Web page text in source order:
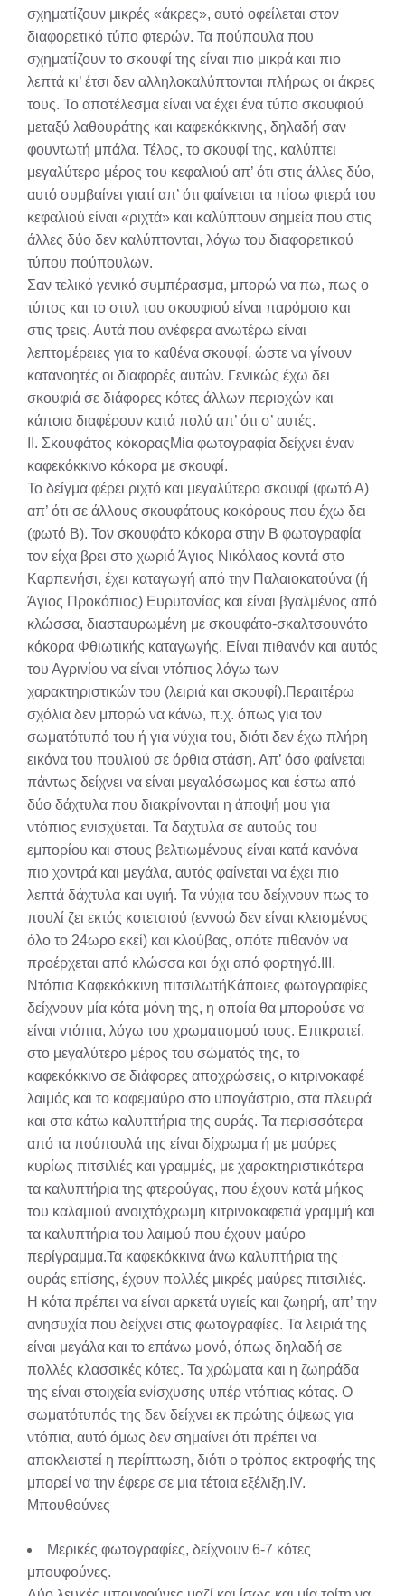
σχηματίζουν μικρές «άκρες», αυτό οφείλεται στον
διαφορετικό τύπο φτερών. Τα πούπουλα που
σχηματίζουν το σκουφί της είναι πιο μικρά και πιο
λεπτά κι’ έτσι δεν αλληλοκαλύπτονται πλήρως οι άκρες
τους. Το αποτέλεσμα είναι να έχει ένα τύπο σκουφιού
μεταξύ λαθουράτης και καφεκόκκινης, δηλαδή σαν
φουντωτή μπάλα. Τέλος, το σκουφί της, καλύπτει
μεγαλύτερο μέρος του κεφαλιού απ’ ότι στις άλλες δύο,
αυτό συμβαίνει γιατί απ’ ότι φαίνεται τα πίσω φτερά του
κεφαλιού είναι «ριχτά» και καλύπτουν σημεία που στις
άλλες δύο δεν καλύπτονται, λόγω του διαφορετικού
τύπου πούπουλων.
Σαν τελικό γενικό συμπέρασμα, μπορώ να πω, πως ο
τύπος και το στυλ του σκουφιού είναι παρόμοιο και
στις τρεις. Αυτά που ανέφερα ανωτέρω είναι
λεπτομέρειες για το καθένα σκουφί, ώστε να γίνουν
κατανοητές οι διαφορές αυτών. Γενικώς έχω δει
σκουφιά σε διάφορες κότες άλλων περιοχών και
κάποια διαφέρουν κατά πολύ απ’ ότι σ’ αυτές.
ΙΙ. Σκουφάτος κόκοραςΜία φωτογραφία δείχνει έναν
καφεκόκκινο κόκορα με σκουφί.
Το δείγμα φέρει ριχτό και μεγαλύτερο σκουφί (φωτό Α)
απ’ ότι σε άλλους σκουφάτους κοκόρους που έχω δει
(φωτό Β). Τον σκουφάτο κόκορα στην Β φωτογραφία
τον είχα βρει στο χωριό Άγιος Νικόλαος κοντά στο
Καρπενήσι, έχει καταγωγή από την Παλαιοκατούνα (ή
Άγιος Προκόπιος) Ευρυτανίας και είναι βγαλμένος από
κλώσσα, διασταυρωμένη με σκουφάτο-σκαλτσουνάτο
κόκορα Φθιωτικής καταγωγής. Είναι πιθανόν και αυτός
του Αγρινίου να είναι ντόπιος λόγω των
χαρακτηριστικών του (λειριά και σκουφί).Περαιτέρω
σχόλια δεν μπορώ να κάνω, π.χ. όπως για τον
σωματότυπό του ή για νύχια του, διότι δεν έχω πλήρη
εικόνα του πουλιού σε όρθια στάση. Απ’ όσο φαίνεται
πάντως δείχνει να είναι μεγαλόσωμος και έστω από
δύο δάχτυλα που διακρίνονται η άποψή μου για
ντόπιος ενισχύεται. Τα δάχτυλα σε αυτούς του
εμπορίου και στους βελτιωμένους είναι κατά κανόνα
πιο χοντρά και μεγάλα, αυτός φαίνεται να έχει πιο
λεπτά δάχτυλα και υγιή. Τα νύχια του δείχνουν πως το
πουλί ζει εκτός κοτετσιού (εννοώ δεν είναι κλεισμένος
όλο το 24ωρο εκεί) και κλούβας, οπότε πιθανόν να
προέρχεται από κλώσσα και όχι από φορτηγό.ΙΙΙ.
Ντόπια Καφεκόκκινη πιτσιλωτήΚάποιες φωτογραφίες
δείχνουν μία κότα μόνη της, η οποία θα μπορούσε να
είναι ντόπια, λόγω του χρωματισμού τους. Επικρατεί,
στο μεγαλύτερο μέρος του σώματός της, το
καφεκόκκινο σε διάφορες αποχρώσεις, ο κιτρινοκαφέ
λαιμός και το καφεμαύρο στο υπογάστριο, στα πλευρά
και στα κάτω καλυπτήρια της ουράς. Τα περισσότερα
από τα πούπουλά της είναι δίχρωμα ή με μαύρες
κυρίως πιτσιλιές και γραμμές, με χαρακτηριστικότερα
τα καλυπτήρια της φτερούγας, που έχουν κατά μήκος
του καλαμιού ανοιχτόχρωμη κιτρινοκαφετιά γραμμή και
τα καλυπτήρια του λαιμού που έχουν μαύρο
περίγραμμα.Τα καφεκόκκινα άνω καλυπτήρια της
ουράς επίσης, έχουν πολλές μικρές μαύρες πιτσιλιές.
Η κότα πρέπει να είναι αρκετά υγιείς και ζωηρή, απ’ την
ανησυχία που δείχνει στις φωτογραφίες. Τα λειριά της
είναι μεγάλα και το επάνω μονό, όπως δηλαδή σε
πολλές κλασσικές κότες. Τα χρώματα και η ζωηράδα
της είναι στοιχεία ενίσχυσης υπέρ ντόπιας κότας. Ο
σωματότυπός της δεν δείχνει εκ πρώτης όψεως για
ντόπια, αυτό όμως δεν σημαίνει ότι πρέπει να
αποκλειστεί η περίπτωση, διότι ο τρόπος εκτροφής της
μπορεί να την έφερε σε μια τέτοια εξέλιξη.IV.
Μπουθούνες
Μερικές φωτογραφίες, δείχνουν 6-7 κότες
μπουφούνες.